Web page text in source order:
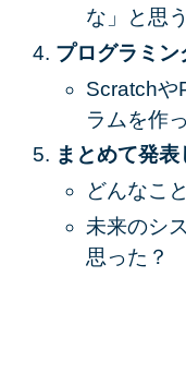
な」と思
プログラミン
Scratchや
ラムを作
まとめて発表
どんなこ
未来のシ
思った？